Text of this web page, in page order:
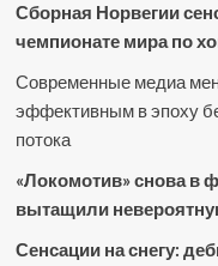
Сборная Норвегии
чемпионате мира по
Современные медиа
эффективным в эпоху
потока
«Локомотив» снова в
вытащили
Сенсации на снегу: